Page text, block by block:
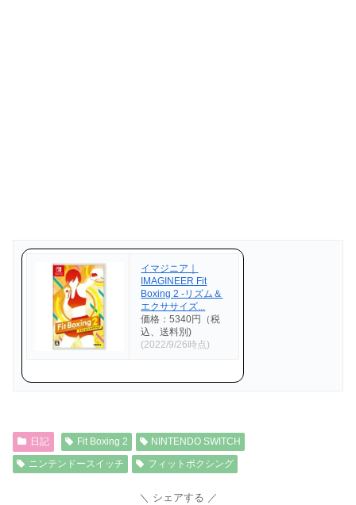
イマジニア｜
IMAGINEER Fit
Boxing 2 -リズム＆
エクササイズ...
価格：5340円（税
込、送料別)
(2022/9/26時点)
日記 Fit Boxing 2
NINTENDO SWITCH
ニンテンドースイッチ
フィットボクシング
シェアする